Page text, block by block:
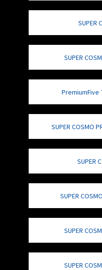
SUPER
SUPER
PremiumFive
SUPER COSMO
SUPER
SUPER
SUPER
SUPER